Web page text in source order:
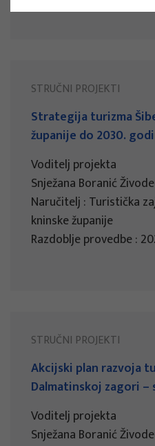
STRUČNI PROJEKTI
Strategija turizma
županije do 2030.
Voditelj projekta
Snježana Boranić
Naručitelj : Turistička
kninske županije
Razdoblje provedbe :
STRUČNI PROJEKTI
Akcijski plan razvoja
Dalmatinskoj zagori –
Voditelj projekta
Snježana Boranić